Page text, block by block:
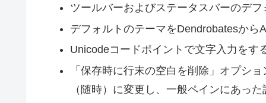
ツールバーおよびステータスバーのデ
デフォルトのテーマをDendrobatesから
Unicodeコードポイントで文字入力をす
「保存時に行末の空白を削除」オプシ
（随時）に変更し、一般ペインにあっ